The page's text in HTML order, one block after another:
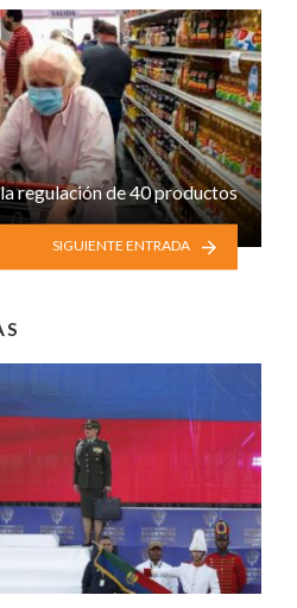
regulación de 40 productos
SIGUIENTE ENTRADA